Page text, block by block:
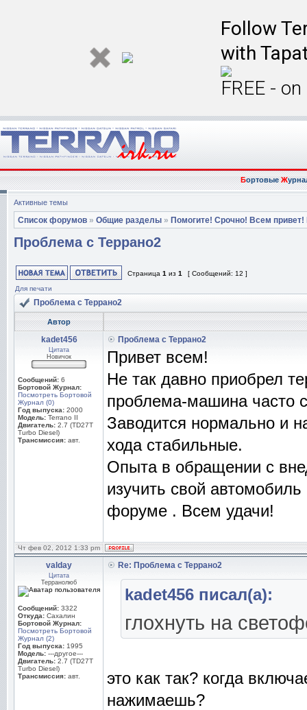
Follow
with
FREE -
БортовыеЖ
Активные темы
Список форумов » Общие разделы » Помогите! Срочно! Всем
Проблема с Террано2
Страница 1 из 1
[ Сообщений: 12 ]
Для печати
Проблема с Террано2
Автор
kadet456
Цитата
Новичок
Сообщений: 6
Бортовой Журнал:
Посмотреть Бортовой
Журнал (0)
Год выпуска: 2000
Модель: Terrano II
Двигатель: 2.7 (TD27T
Turbo Diesel)
Трансмиссия: авт.
Проблема с Террано2
Привет всем!
Не так давно приобрел
проблема-машина часто
Заводится нормально и
хода стабильные.
Опыта в обращении с
изучить свой
форуме . Всем удачи!
Чт фев 02, 2012 1:33 pm
valday
Цитата
Терранолюб
Сообщений: 3322
Откуда: Сахалин
Бортовой Журнал:
Посмотреть Бортовой
Журнал (2)
Год выпуска: 1995
Модель: ---другое---
Двигатель: 2.7 (TD27T
Turbo Diesel)
Трансмиссия: авт.
Re: Проблема с Террано2
kadet456 писал(а):
глохнуть на
это как так? когда
нажимаешь?